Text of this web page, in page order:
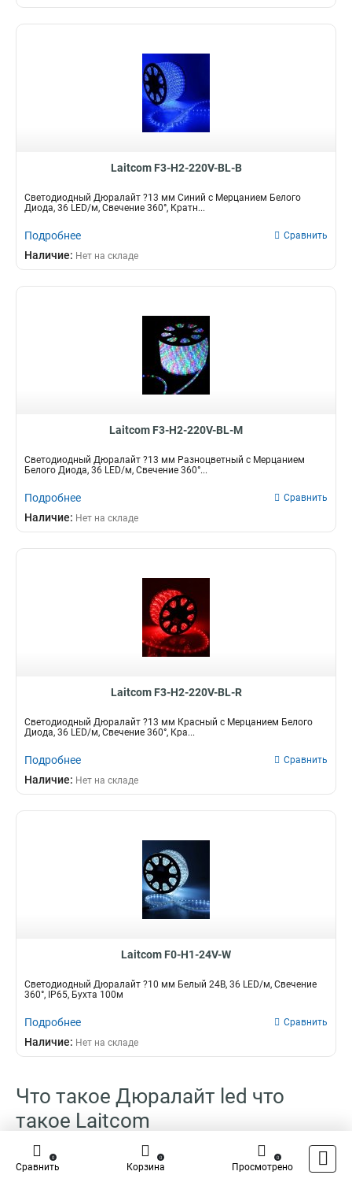
Laitcom F3-H2-220V-BL-B
Светодиодный Дюралайт ?13 мм Синий с Мерцанием Белого
Диода, 36 LED/м, Свечение 360°, Кратн...
Подробнее Сравнить
Наличие: Нет на складе
Laitcom F3-H2-220V-BL-M
Светодиодный Дюралайт ?13 мм Разноцветный с Мерцанием
Белого Диода, 36 LED/м, Свечение 360°...
Подробнее Сравнить
Наличие: Нет на складе
Laitcom F3-H2-220V-BL-R
Светодиодный Дюралайт ?13 мм Красный с Мерцанием Белого
Диода, 36 LED/м, Свечение 360°, Кра...
Подробнее Сравнить
Наличие: Нет на складе
Laitcom F0-H1-24V-W
Светодиодный Дюралайт ?10 мм Белый 24В, 36 LED/м, Свечение
360°, IP65, Бухта 100м
Подробнее Сравнить
Наличие: Нет на складе
Что такое Дюралайт led что
такое Laitcom
Дюралайт led что такое Laitcom - инновационное осветительное
устройство, которое стало реальным прорывом в области освещения.
Сравнить
0
Корзина
0
Просмотрено
0